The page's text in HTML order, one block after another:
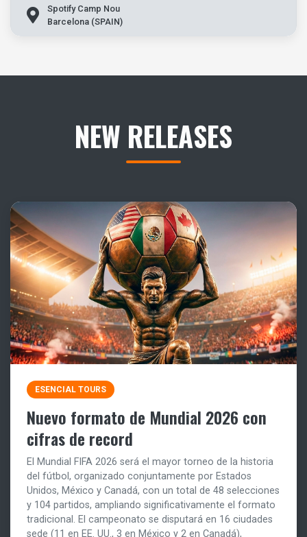
Spotify Camp Nou
Barcelona (SPAIN)
NEW RELEASES
ESENCIAL TOURS
Nuevo formato de Mundial 2026 con
cifras de record
El Mundial FIFA 2026 será el mayor torneo de la historia
del fútbol, organizado conjuntamente por Estados
Unidos, México y Canadá, con un total de 48 selecciones
y 104 partidos, ampliando significativamente el formato
tradicional. El campeonato se disputará en 16 ciudades
sede (11 en EE. UU., 3 en México y 2 en Canadá),